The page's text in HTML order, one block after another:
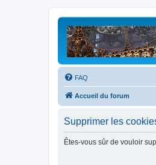
FAQ
Accueil du forum
Supprimer les
Êtes-vous sûr de vouloir